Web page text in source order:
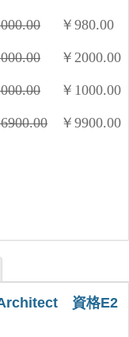
￥ 980.00
￥ 2000.00
￥ 1000.00
￥ 9900.00
資格E2